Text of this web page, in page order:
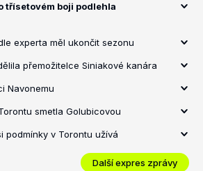
třísetovém boji podlehla
experta měl ukončit sezonu
přemožitelce Siniakové kanára
Navonemu
smetla Golubicovou
podmínky v Torontu užívá
Další expres zprávy